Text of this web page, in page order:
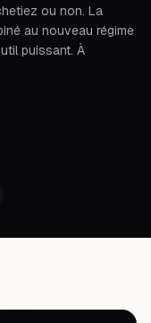
ou non. La
au nouveau régime
puissant. À